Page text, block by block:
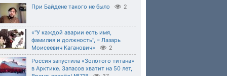
При Байдене такого не было 2
«"У каждой аварии есть имя,
фамилия и должность", – Лазарь
Моисеевич Каганович»
2
Россия запустила «Золотого титана»
в Арктике. Запасов хватит на 50 лет,